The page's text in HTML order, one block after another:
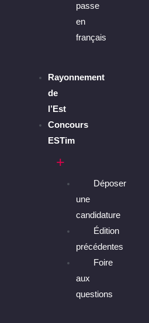
passe
en
français
Rayonnement
de
l’Est
Concours
ESTim
Déposer
une
candidature
Édition
précédentes
Foire
aux
questions